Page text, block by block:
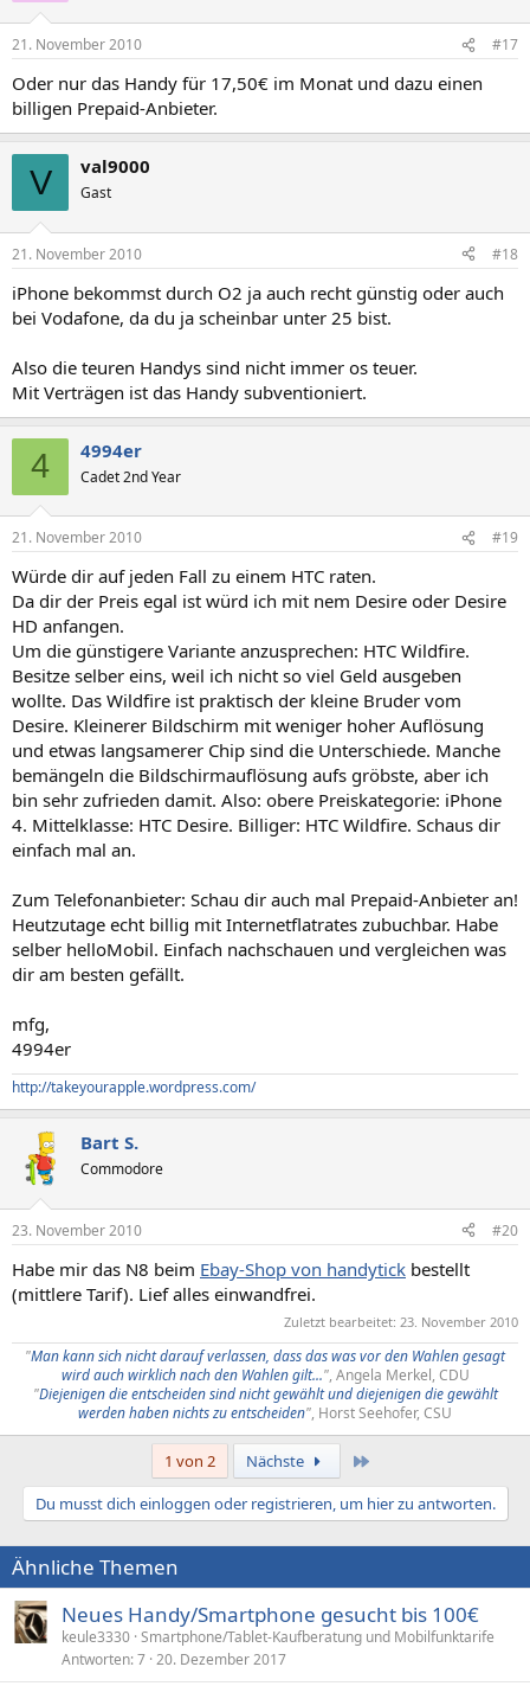
21. November 2010 #17
Oder nur das Handy für 17,50€ im Monat und dazu einen
billigen Prepaid-Anbieter.
V val9000
Gast
21. November 2010 #18
iPhone bekommst durch O2 ja auch recht günstig oder auch
bei Vodafone, da du ja scheinbar unter 25 bist.
Also die teuren Handys sind nicht immer os teuer.
Mit Verträgen ist das Handy subventioniert.
4 4994er
Cadet 2nd Year
21. November 2010 #19
Würde dir auf jeden Fall zu einem HTC raten.
Da dir der Preis egal ist würd ich mit nem Desire oder Desire
HD anfangen.
Um die günstigere Variante anzusprechen: HTC Wildfire.
Besitze selber eins, weil ich nicht so viel Geld ausgeben
wollte. Das Wildfire ist praktisch der kleine Bruder vom
Desire. Kleinerer Bildschirm mit weniger hoher Auflösung
und etwas langsamerer Chip sind die Unterschiede. Manche
bemängeln die Bildschirmauflösung aufs gröbste, aber ich
bin sehr zufrieden damit. Also: obere Preiskategorie: iPhone
4. Mittelklasse: HTC Desire. Billiger: HTC Wildfire. Schaus dir
einfach mal an.
Zum Telefonanbieter: Schau dir auch mal Prepaid-Anbieter an!
Heutzutage echt billig mit Internetflatrates zubuchbar. Habe
selber helloMobil. Einfach nachschauen und vergleichen was
dir am besten gefällt.
mfg,
4994er
http://takeyourapple.wordpress.com/
Bart S.
Commodore
23. November 2010 #20
Habe mir das N8 beim Ebay-Shop von handytick bestellt
(mittlere Tarif). Lief alles einwandfrei.
Zuletzt bearbeitet: 23. November 2010
"Man kann sich nicht darauf verlassen, dass das was vor den Wahlen gesagt
wird auch wirklich nach den Wahlen gilt...", Angela Merkel, CDU
"Diejenigen die entscheiden sind nicht gewählt und diejenigen die gewählt
werden haben nichts zu entscheiden", Horst Seehofer, CSU​
1 von 2 Nächste
Du musst dich einloggen oder registrieren, um hier zu antworten.
Ähnliche Themen
Neues Handy/Smartphone gesucht bis 100€
keule3330 Smartphone/Tablet-Kaufberatung und Mobilfunktarife
Antworten 7 20. Dezember 2017